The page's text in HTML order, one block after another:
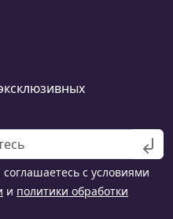
с условиями
и политики обработки